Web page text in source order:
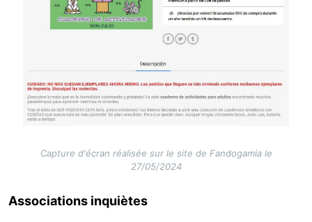
Capture d'écran réalisée sur le site de Fandogamia le
27/05/2024
Associations inquiètes